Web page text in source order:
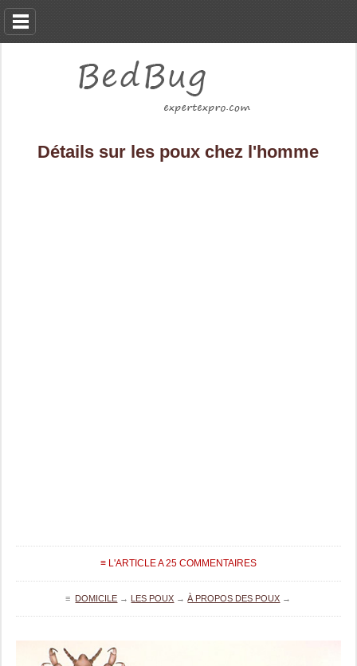
Détails sur les poux chez l'homme
≡ L'ARTICLE A 25 COMMENTAIRES
≡ DOMICILE → LES POUX →À PROPOS DES POUX →